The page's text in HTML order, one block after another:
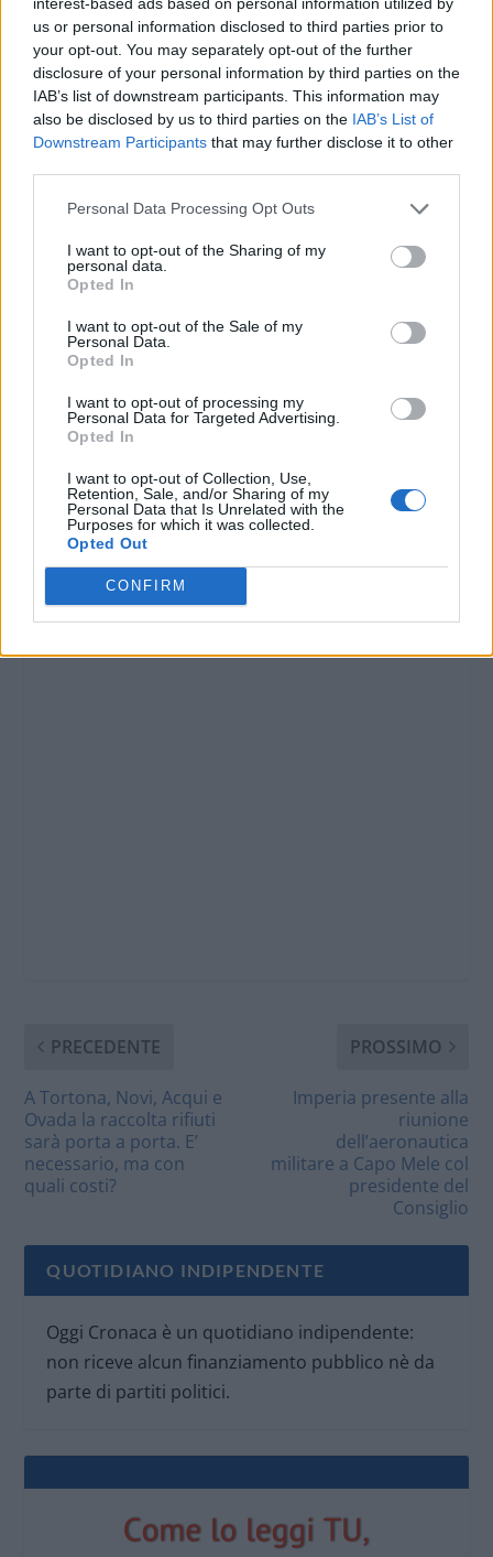
us or personal information disclosed to third parties prior to
your opt-out. You may separately opt-out of the further
disclosure of your personal information by third parties on the
IAB’s list of downstream participants. This information may
also be disclosed by us to third parties on the IAB’s List of
Downstream Participants that may further disclose it to other
Personal Data Processing Opt Outs
I want to opt-out of the Sharing of my
personal data.
Opted In
I want to opt-out of the Sale of my
Personal Data.
Opted In
I want to opt-out of processing my
Personal Data for Targeted Advertising.
Opted In
I want to opt-out of Collection, Use,
Retention, Sale, and/or Sharing of my
Personal Data that Is Unrelated with the
Purposes for which it was collected.
Opted Out
CONFIRM
PRECEDENTE
A Tortona, Novi, Acqui e
Ovada la raccolta rifiuti
sarà porta a porta. E’
necessario, ma con
quali costi?
PROSSIMO
Imperia presente alla
riunione
dell’aeronautica
militare a Capo Mele col
presidente del
Consiglio
QUOTIDIANO INDIPENDENTE
Oggi Cronaca è un quotidiano indipendente:
non riceve alcun finanziamento pubblico nè da
parte di partiti politici.